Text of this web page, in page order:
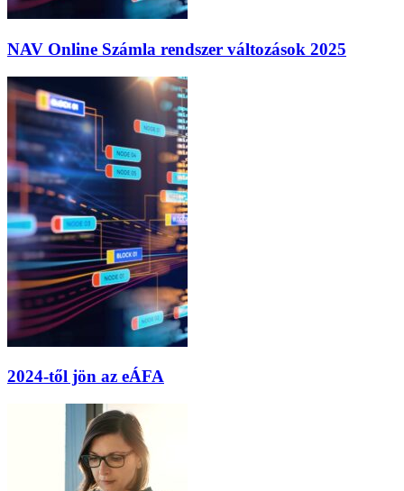
NAV Online Számla rendszer változások 2025
2024-től jön az eÁFA